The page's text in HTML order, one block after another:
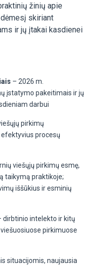
žinių apie
skiriant
ir jų įtakai kasdienei
– 2026 m.
įstatymo pakeitimais ir jų
darbui
pirkimų
procesų
viešųjų pirkimų esmę,
taikymą praktikoje;
iššūkius ir esminių
dirbtinio intelekto ir kitų
pirkimuose
situacijomis, naujausia